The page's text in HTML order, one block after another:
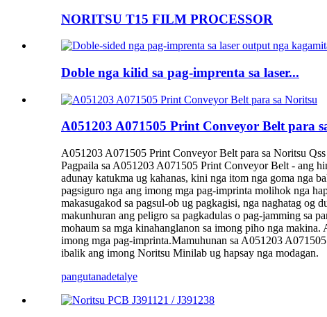
NORITSU T15 FILM PROCESSOR
Doble nga kilid sa pag-imprenta sa laser...
A051203 A071505 Print Conveyor Belt para
A051203 A071505 Print Conveyor Belt para sa Noritsu
Pagpaila sa A051203 A071505 Print Conveyor Belt - ang
adunay katukma ug kahanas, kini nga itom nga goma nga
pagsiguro nga ang imong mga pag-imprinta molihok nga
makasugakod sa pagsul-ob ug pagkagisi, nga naghatag og
makunhuran ang peligro sa pagkadulas o pag-jamming sa
mohaum sa mga kinahanglanon sa imong piho nga
imong mga pag-imprinta.Mamuhunan sa A051203
ibalik ang imong Noritsu Minilab ug hapsay nga modagan.
pangutanadetalye